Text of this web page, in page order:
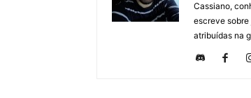
Cassiano,
escreve
atribuídas na